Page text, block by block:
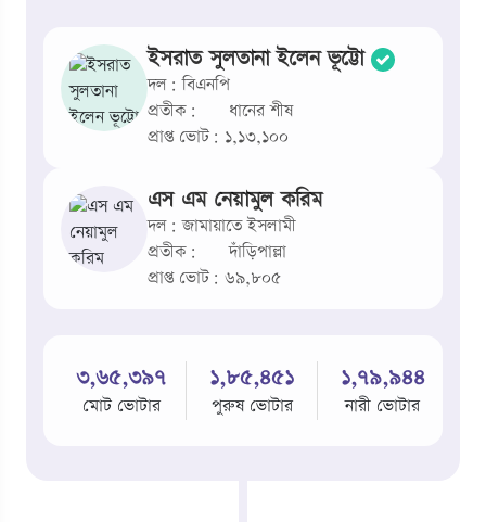
ইসরাত সুলতানা ইলেন ভূট্টো
দল: বিএনপি
প্রতীক:
ধানের শীষ
প্রাপ্ত ভোট: ১,১৩,১০০
এস এম নেয়ামুল করিম
দল: জামায়াতে ইসলামী
প্রতীক:
দাঁড়িপাল্লা
প্রাপ্ত ভোট: ৬৯,৮০৫
৩,৬৫,৩৯৭
মোট ভোটার
১,৮৫,৪৫১
পুরুষ ভোটার
১,৭৯,৯৪৪
নারী ভোটার